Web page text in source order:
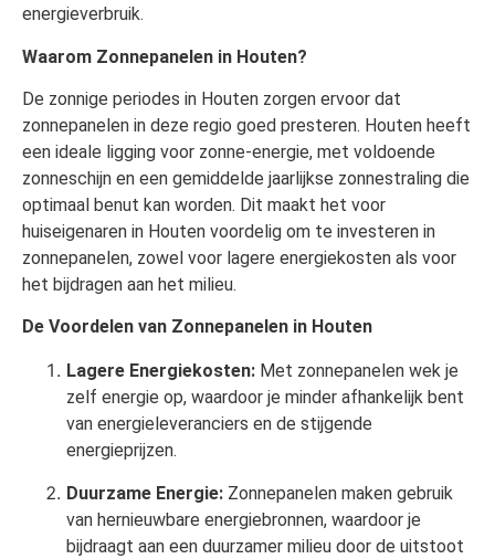
energieverbruik.
Waarom Zonnepanelen in Houten?
De zonnige periodes in Houten zorgen ervoor dat
zonnepanelen in deze regio goed presteren. Houten heeft
een ideale ligging voor zonne-energie, met voldoende
zonneschijn en een gemiddelde jaarlijkse zonnestraling die
optimaal benut kan worden. Dit maakt het voor
huiseigenaren in Houten voordelig om te investeren in
zonnepanelen, zowel voor lagere energiekosten als voor
het bijdragen aan het milieu.
De Voordelen van Zonnepanelen in Houten
Lagere Energiekosten: Met zonnepanelen wek je
zelf energie op, waardoor je minder afhankelijk bent
van energieleveranciers en de stijgende
energieprijzen.
Duurzame Energie: Zonnepanelen maken gebruik
van hernieuwbare energiebronnen, waardoor je
bijdraagt aan een duurzamer milieu door de uitstoot